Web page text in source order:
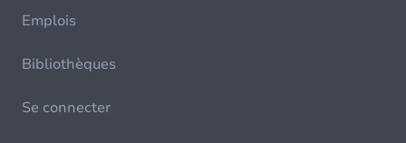
Emplois
Bibliothèques
Se connecter